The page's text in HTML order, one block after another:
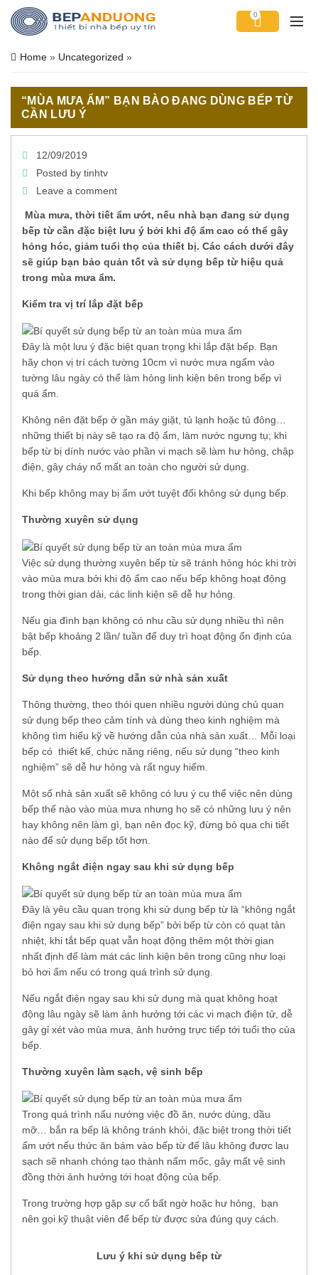
0
Home » Uncategorized »
“MÙA MƯA ẨM” BẠN BÀO ĐANG DÙNG BẾP TỪ
CẦN LƯU Ý
12/09/2019
Posted by tinhtv
Leave a comment
Mùa mưa, thời tiết ẩm ướt, nếu nhà bạn đang sử dụng
bếp từ cần đặc biệt lưu ý bởi khi độ ẩm cao có thể gây
hỏng hóc, giảm tuổi thọ của thiết bị. Các cách dưới đây
sẽ giúp bạn bảo quản tốt và sử dụng bếp từ hiệu quả
trong mùa mưa ẩm.
Kiểm tra vị trí lắp đặt bếp
Đây là một lưu ý đặc biệt quan trọng khi lắp đặt bếp. Bạn
hãy chọn vị trí cách tường 10cm vì nước mưa ngấm vào
tường lâu ngày có thể làm hỏng linh kiện bên trong bếp vì
quá ẩm.
Không nên đặt bếp ở gần máy giặt, tủ lạnh hoặc tủ đông…
những thiết bị này sẽ tạo ra độ ẩm, làm nước ngưng tụ; khi
bếp từ bị dính nước vào phần vi mạch sẽ làm hư hỏng, chập
điện, gây cháy nổ mất an toàn cho người sử dụng.
Khi bếp không may bị ẩm ướt tuyệt đối không sử dụng bếp.
Thường xuyên sử dụng
Việc sử dụng thường xuyên bếp từ sẽ tránh hỏng hóc khi trời
vào mùa mưa bởi khi độ ẩm cao nếu bếp không hoạt động
trong thời gian dài, các linh kiện sẽ dễ hư hỏng.
Nếu gia đình bạn không có nhu cầu sử dụng nhiều thì nên
bật bếp khoảng 2 lần/ tuần để duy trì hoạt động ổn định của
bếp.
Sử dụng theo hướng dẫn sử nhà sản xuất
Thông thường, theo thói quen nhiều người dùng chủ quan
sử dụng bếp theo cảm tính và dùng theo kinh nghiệm mà
không tìm hiểu kỹ về hướng dẫn của nhà sản xuất… Mỗi loại
bếp có thiết kế, chức năng riêng, nếu sử dụng “theo kinh
nghiệm” sẽ dễ hư hỏng và rất nguy hiểm.
Một số nhà sản xuất sẽ không có lưu ý cụ thể việc nên dùng
bếp thế nào vào mùa mưa nhưng họ sẽ có những lưu ý nên
hay không nên làm gì, bạn nên đọc kỹ, đừng bỏ qua chi tiết
nào để sử dụng bếp tốt hơn.
Không ngắt điện ngay sau khi sử dụng bếp
Đây là yêu cầu quan trọng khi sử dụng bếp từ là “không ngắt
điện ngay sau khi sử dụng bếp” bởi bếp từ còn có quạt tản
nhiệt, khi tắt bếp quạt vẫn hoạt động thêm một thời gian
nhất định để làm mát các linh kiện bên trong cũng như loại
bỏ hơi ẩm nếu có trong quá trình sử dụng.
Nếu ngắt điện ngay sau khi sử dụng mà quạt không hoạt
động lâu ngày sẽ làm ảnh hưởng tới các vi mạch điện tử, dễ
gây gỉ xét vào mùa mưa, ảnh hưởng trực tiếp tới tuổi thọ của
bếp.
Thường xuyên làm sạch, vệ sinh bếp
Trong quá trình nấu nướng việc đồ ăn, nước dùng, dầu
mỡ… bắn ra bếp là không tránh khỏi, đặc biệt trong thời tiết
ẩm ướt nếu thức ăn bám vào bếp từ để lâu không được lau
sạch sẽ nhanh chóng tạo thành nấm mốc, gây mất vệ sinh
đồng thời ảnh hưởng tới hoạt động của bếp.
Trong trường hợp gặp sự cố bất ngờ hoặc hư hỏng, bạn
nên gọi kỹ thuật viên để bếp từ được sửa đúng quy cách.
Lưu ý khi sử dụng bếp từ